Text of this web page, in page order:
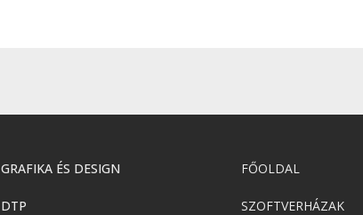
GRAFIKA ÉS DESIGN
DTP
FŐOLDAL
SZOFTVERHÁZAK